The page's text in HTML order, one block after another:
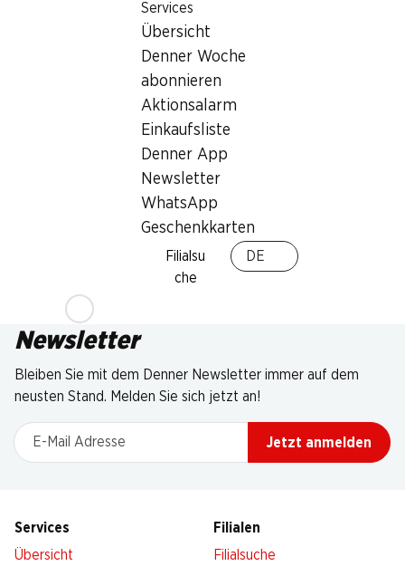
Services
Übersicht
Denner Woche
abonnieren
Aktionsalarm
Einkaufsliste
Denner App
Newsletter
WhatsApp
Geschenkkarten
Filialsu
che
DE
Newsletter
Bleiben Sie mit dem Denner Newsletter immer auf dem
neusten Stand. Melden Sie sich jetzt an!
E-Mail Adresse
Jetzt anmelden
Services
Übersicht
Filialen
Filialsuche